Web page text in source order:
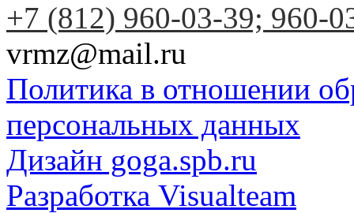
+7 (812) 960-03-39; 960-
vrmz@mail.ru
Политика в отношении
персональных данных
Дизайн goga.spb.ru
Разработка Visualteam